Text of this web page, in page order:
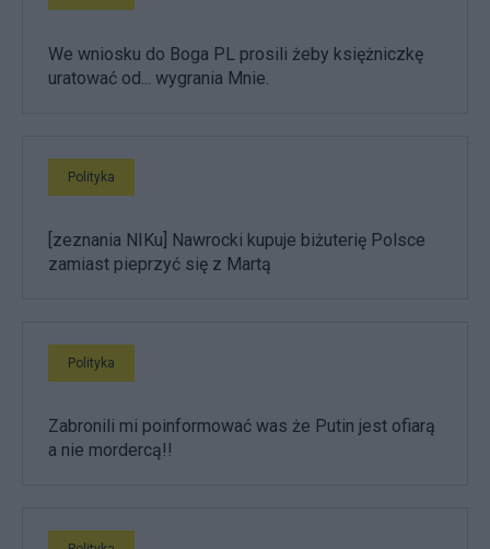
We wniosku do Boga PL prosili żeby księżniczkę
uratować od... wygrania Mnie.
Polityka
[zeznania NIKu] Nawrocki kupuje biżuterię Polsce
zamiast pieprzyć się z Martą
Polityka
Zabronili mi poinformować was że Putin jest ofiarą
a nie mordercą!!